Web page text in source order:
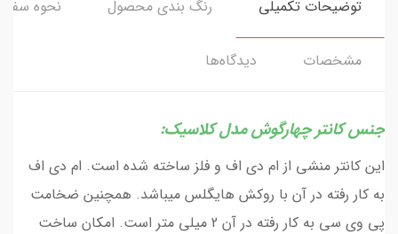
توضیحات تکمیلی رنگ بندی محصول نحوه
مشخصات دیدگاه‌ها
جنس کانتر چهارگوش مدل کلاسیک:
این کانتر منشی از ام دی اف و فلز ساخته شده است. ام دی اف
به کار رفته در آن با روکش هایگلس میباشد. همچنین ضخامت
پی وی سی به کار رفته در آن 2 میلی متر است. امکان ساخت